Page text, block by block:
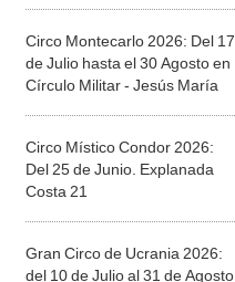
Circo Montecarlo 2026: Del 17
de Julio hasta el 30 Agosto en
Círculo Militar - Jesús María
Circo Místico Condor 2026:
Del 25 de Junio. Explanada
Costa 21
Gran Circo de Ucrania 2026:
del 10 de Julio al 31 de Agosto